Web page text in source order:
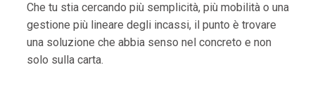
Che tu stia cercando più semplicità, più mobilità o una
gestione più lineare degli incassi, il punto è trovare
una soluzione che abbia senso nel concreto e non
solo sulla carta.